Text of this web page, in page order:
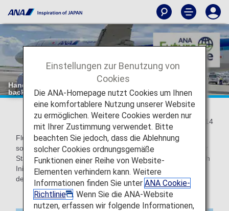
Handeln für "null" CO2-Emissionen: Abflug ohne "push
back" des Flugzeugs!
2021/09/14
Flugzeugmotoren werden nicht nur während des Fluges,
sondern auch während des Bodenverkehrs vom Vorfeld zur
Start- und Landebahn eingesetzt. Die ANA Group setzt auch
Initiativen zur Reduzierung der CO2-Emissionen während
des Bodenverkehrs um.
Einstellungen zur Benutzung von
Cookies
Die ANA-Homepage nutzt Cookies um Ihnen
eine komfortablere Nutzung unserer Website
zu ermöglichen. Weitere Cookies werden nur
mit Ihrer Zustimmung verwendet. Bitte
beachten Sie jedoch, dass die Ablehnung
solcher Cookies ordnungsgemäße
Funktionen einer Reihe von Website-
Elementen verhindern kann. Weitere
Informationen finden Sie unter ANA Cookie-
Richtlinie
. Wenn Sie die ANA-Website
nutzen, erfassen wir folgende Informationen,